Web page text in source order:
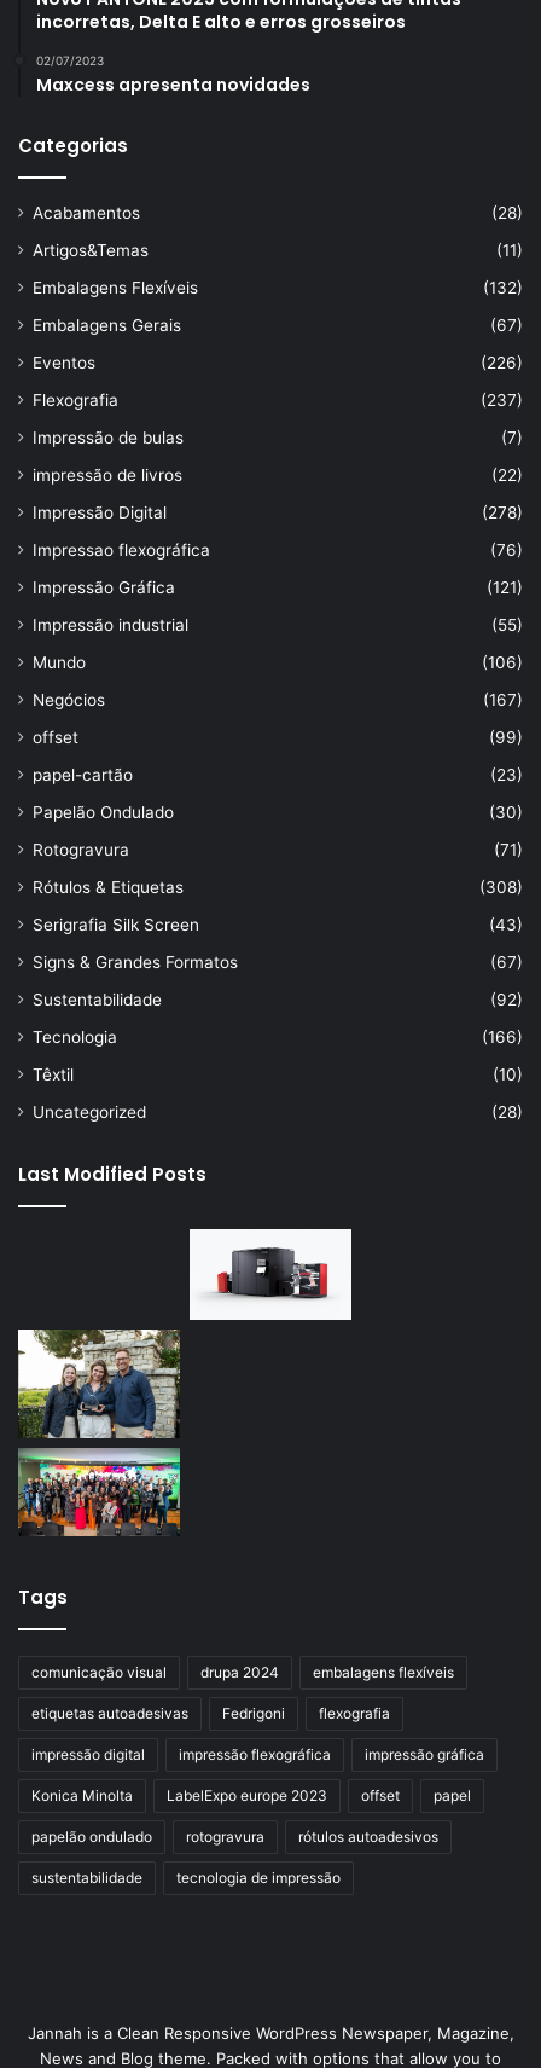
incorretas, Delta E alto e erros grosseiros
02/07/2023
Maxcess apresenta novidades
Categorias
Acabamentos
(28)
Artigos&Temas
(11)
Embalagens Flexíveis
(132)
Embalagens Gerais
(67)
Eventos
(226)
Flexografia
(237)
Impressão de bulas
(7)
impressão de livros
(22)
Impressão Digital
(278)
Impressao flexográfica
(76)
Impressão Gráfica
(121)
Impressão industrial
(55)
Mundo
(106)
Negócios
(167)
offset
(99)
papel-cartão
(23)
Papelão Ondulado
(30)
Rotogravura
(71)
Rótulos & Etiquetas
(308)
Serigrafia Silk Screen
(43)
Signs & Grandes Formatos
(67)
Sustentabilidade
(92)
Tecnologia
(166)
Têxtil
(10)
Uncategorized
(28)
Last Modified Posts
Tags
comunicação visual drupa 2024 embalagens flexíveis
etiquetas autoadesivas Fedrigoni flexografia
impressão digital impressão flexográfica impressão gráfica
Konica Minolta LabelExpo europe 2023 offset papel
papelão ondulado rotogravura rótulos autoadesivos
sustentabilidade tecnologia de impressão
Jannah is a Clean Responsive WordPress Newspaper, Magazine,
News and Blog theme. Packed with options that allow you to